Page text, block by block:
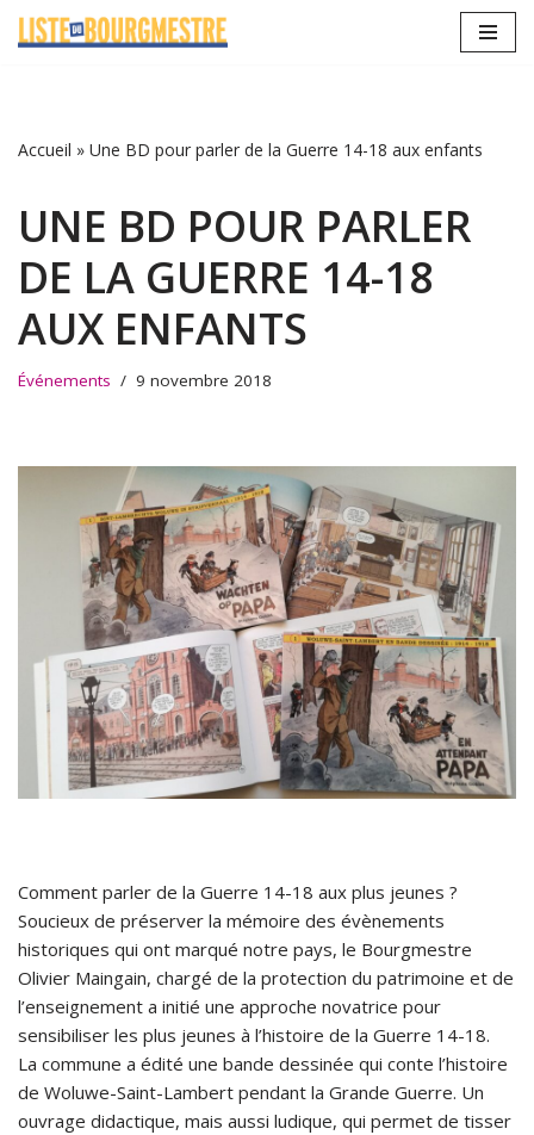
Accueil » Une BD pour parler de la Guerre 14-18 aux enfants
UNE BD POUR PARLER
DE LA GUERRE 14-18
AUX ENFANTS
Événements 9 novembre 2018
Comment parler de la Guerre 14-18 aux plus jeunes ?
Soucieux de préserver la mémoire des évènements
historiques qui ont marqué notre pays, le Bourgmestre
Olivier Maingain, chargé de la protection du patrimoine et de
l’enseignement a initié une approche novatrice pour
sensibiliser les plus jeunes à l’histoire de la Guerre 14-18.
La commune a édité une bande dessinée qui conte l’histoire
de Woluwe-Saint-Lambert pendant la Grande Guerre. Un
ouvrage didactique, mais aussi ludique, qui permet de tisser